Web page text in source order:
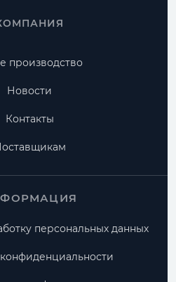
производство
Новости
Контакты
персональных данных